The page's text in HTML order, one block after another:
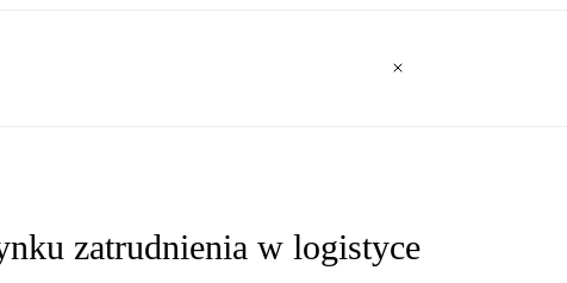
zatrudnienia w logistyce